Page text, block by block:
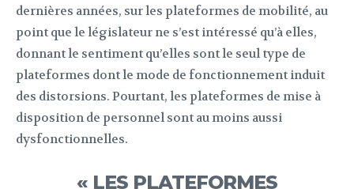
dernières années, sur les plateformes de mobilité, au
point que le législateur ne s’est intéressé qu’à elles,
donnant le sentiment qu’elles sont le seul type de
plateformes dont le mode de fonctionnement induit
des distorsions. Pourtant, les plateformes de mise à
disposition de personnel sont au moins aussi
dysfonctionnelles.
« LES PLATEFORMES